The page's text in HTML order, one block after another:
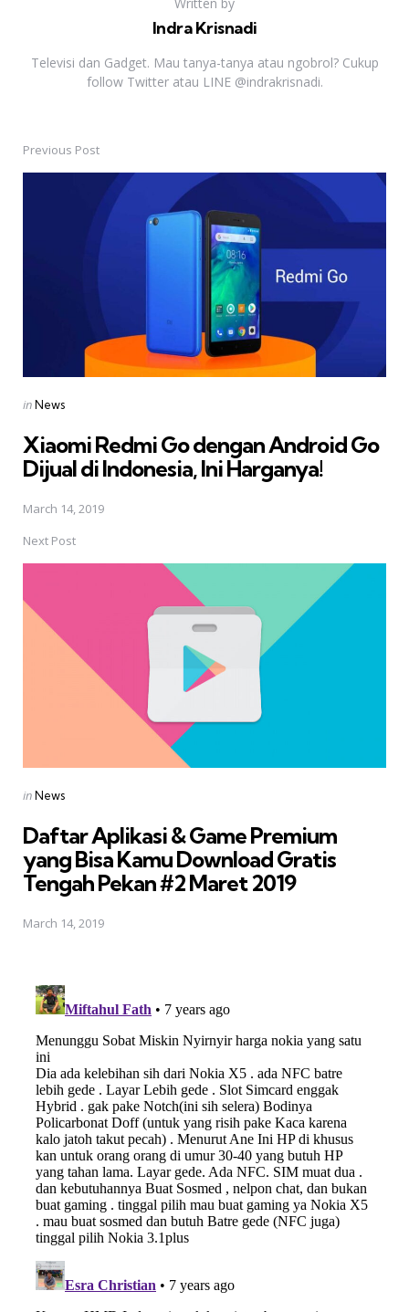
Indra Krisnadi
Televisi dan Gadget. Mau tanya-tanya atau ngobrol? Cukup
follow Twitter atau LINE @indrakrisnadi.
Post
navigation
Previous Post
Posted
inNews
Xiaomi Redmi Go dengan Android Go
Dijual di Indonesia, Ini Harganya!
March 14, 2019
Next Post
Posted
inNews
Daftar Aplikasi & Game Premium
yang Bisa Kamu Download Gratis 
Tengah Pekan #2 Maret 2019
March 14, 2019